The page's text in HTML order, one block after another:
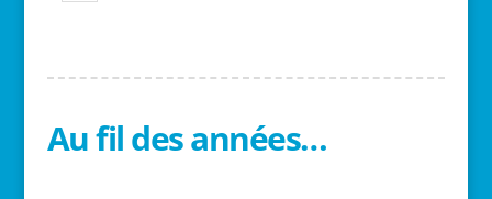
Au fil des années…